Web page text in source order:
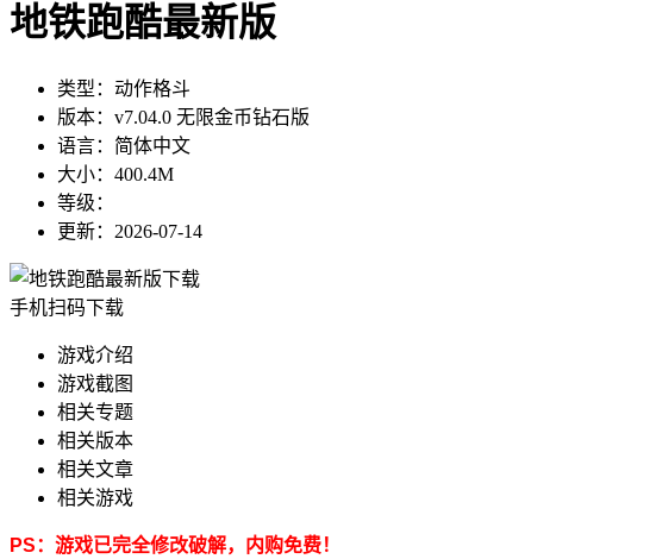
地铁跑酷最新版
类型： 动作格斗
版本： v7.04.0 无限金币钻石版
语言： 简体中文
大小： 400.4M
等级：
更新： 2026-07-14
手机扫码下载
游戏介绍
游戏截图
相关专题
相关版本
相关文章
相关游戏
PS：游戏已完全修改破解，内购免费！